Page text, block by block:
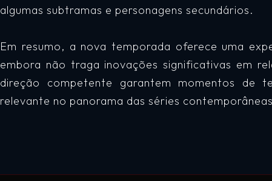
algumas subtramas e personagens secundários.
Em resumo, a nova temporada oferece uma
embora não traga inovações significativas em
direção competente garantem momentos de
relevante no panorama das séries